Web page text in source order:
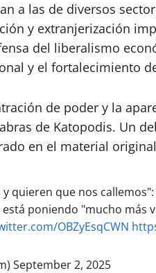
a las de diversos
y extranjerización
del liberalismo
y el fortalecimiento
de poder y la
de Katopodis. Un
en el material
y quieren que nos
poniendo "mucho más
OBZyEsqCWN
September 2, 2025